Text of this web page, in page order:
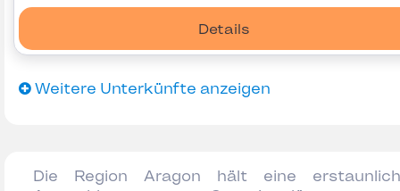
Details
Weitere Unterkünfte anzeigen
Die Region Aragon hält eine